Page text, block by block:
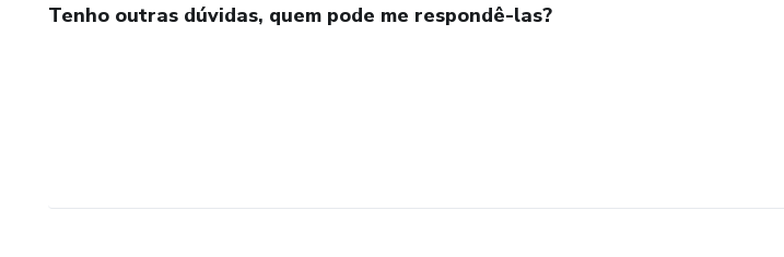
Tenho outras dúvidas, quem pode me respondê-las?